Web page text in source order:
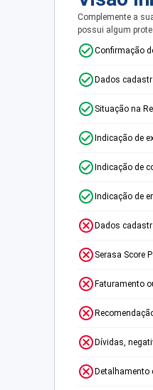
Complemente a
possui algum
Confirmação
Dados
Situação na
Indicação de
Indicação de
Indicação de
Dados
Serasa Score
Faturamento
Dívidas,
Detalhamento